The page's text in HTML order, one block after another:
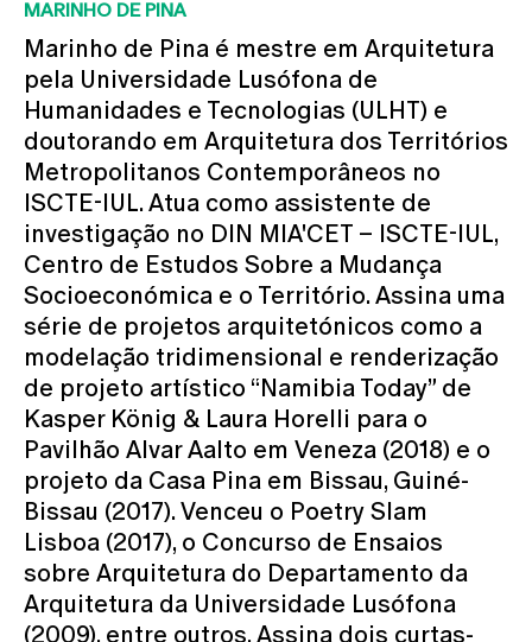
MARINHO DE PINA
Marinho de Pina é mestre em Arquitetura
pela Universidade Lusófona de
Humanidades e Tecnologias (ULHT) e
doutorando em Arquitetura dos Territórios
Metropolitanos Contemporâneos no
ISCTE-IUL. Atua como assistente de
investigação no DIN MIA'CET – ISCTE-IUL,
Centro de Estudos Sobre a Mudança
Socioeconómica e o Território. Assina uma
série de projetos arquitetónicos como a
modelação tridimensional e renderização
de projeto artístico “Namibia Today” de
Kasper König & Laura Horelli para o
Pavilhão Alvar Aalto em Veneza (2018) e o
projeto da Casa Pina em Bissau, Guiné-
Bissau (2017). Venceu o Poetry Slam
Lisboa (2017), o Concurso de Ensaios
sobre Arquitetura do Departamento da
Arquitetura da Universidade Lusófona
(2009), entre outros. Assina dois curtas-